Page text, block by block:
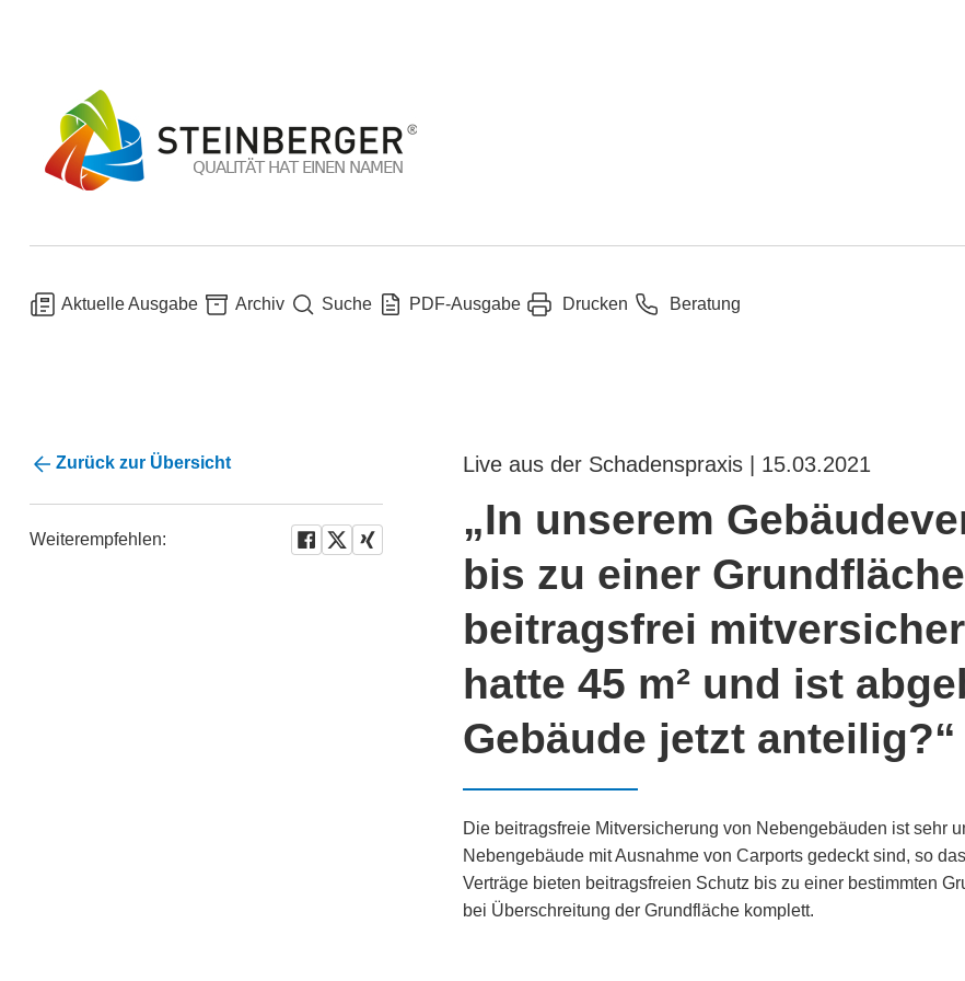
Aktuelle Ausgabe Archiv Suche PDF-Ausgabe Drucken Beratung
Live aus der Schadenspraxis | 15.03.2021
„In unserem
bis zu einer
beitragsfrei
hatte 45 m² und ist
Gebäude jetzt anteilig?“
Die beitragsfreie Mitversicherung von Nebengebäuden ist sehr
Nebengebäude mit Ausnahme von Carports gedeckt sind, so
Verträge bieten beitragsfreien Schutz bis zu einer bestimmten
bei Überschreitung der Grundfläche komplett.
Zurück zur Übersicht
Weiterempfehlen: